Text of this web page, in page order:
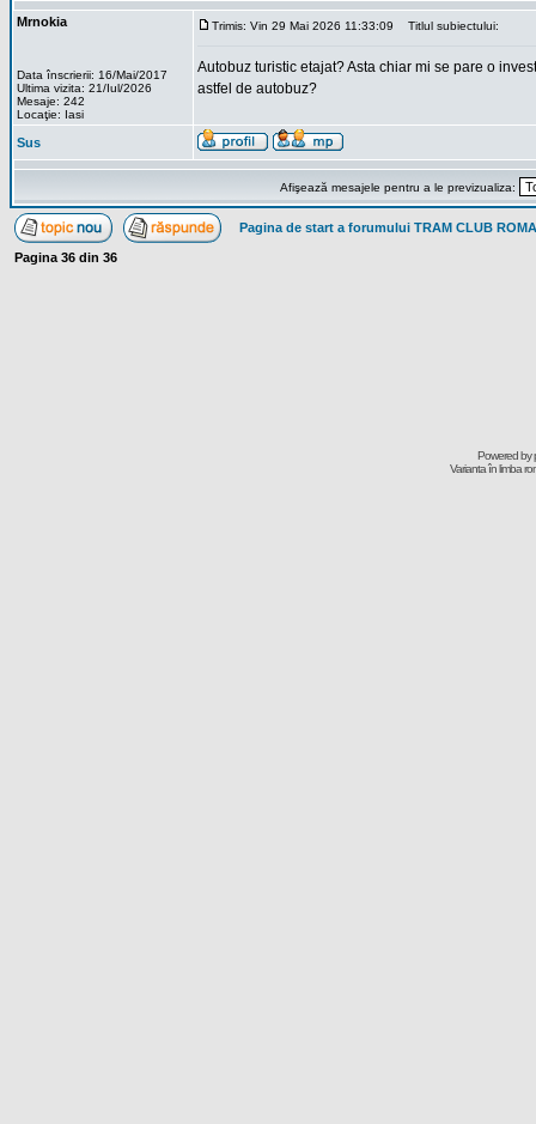
Mrnokia
Data înscrierii: 16/Mai/2017
Ultima vizita: 21/Iul/2026
Mesaje: 242
Locaţie: Iasi
Trimis: Vin 29 Mai 2026 11:33:09 Titlul subiectului:
Autobuz turistic etajat? Asta chiar mi se pare o
astfel de autobuz?
Sus
Afişează mesajele pentru a le previzualiza:
Pagina de start a forumului TRAM CLUB
Pagina 36 din 36
Powered by
Varianta în limba